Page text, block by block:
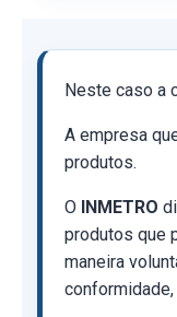
Neste caso a
A empresa
produtos.
O INMETRO
produtos que
maneira